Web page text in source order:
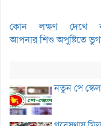
কোন লক্ষণ দেখে
আপনার শিশু অপুষ্টিতে
নতুন পে